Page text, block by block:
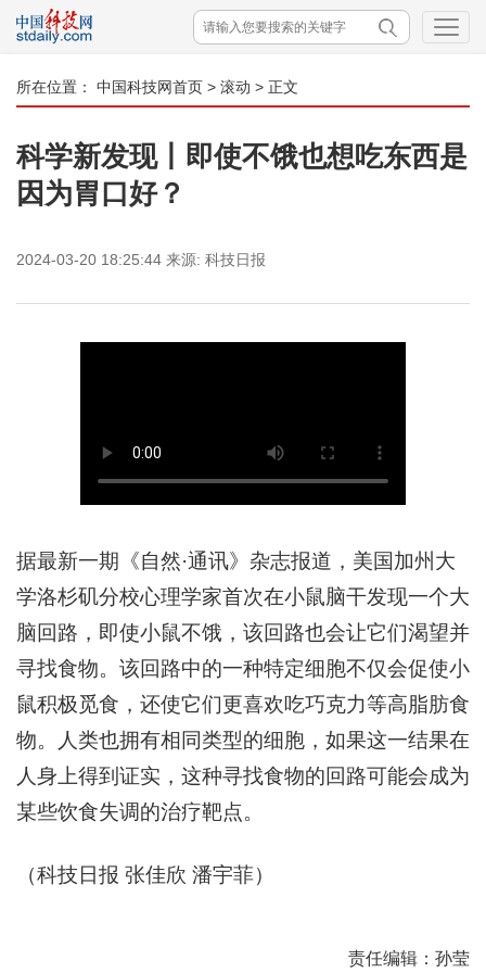
所在位置： 中国科技网首页 > 滚动 > 正文
科学新发现丨即使不饿也想吃东西是
因为胃口好？
2024-03-20 18:25:44 来源: 科技日报
据最新一期《自然·通讯》杂志报道，美国加州大
学洛杉矶分校心理学家首次在小鼠脑干发现一个大
脑回路，即使小鼠不饿，该回路也会让它们渴望并
寻找食物。该回路中的一种特定细胞不仅会促使小
鼠积极觅食，还使它们更喜欢吃巧克力等高脂肪食
物。人类也拥有相同类型的细胞，如果这一结果在
人身上得到证实，这种寻找食物的回路可能会成为
某些饮食失调的治疗靶点。
（科技日报 张佳欣 潘宇菲）
责任编辑：孙莹